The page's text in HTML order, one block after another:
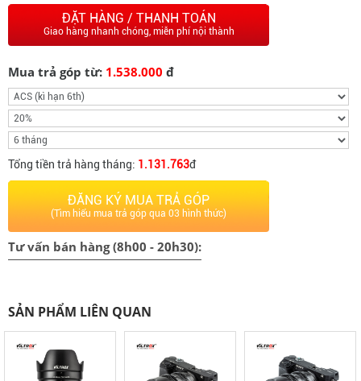
ĐẶT HÀNG / THANH TOÁN
Giao hàng nhanh chóng, miễn phí nội thành
Mua trả góp từ: 1.538.000 đ
Tổng tiền trả hàng tháng: 1.131.763đ
ĐĂNG KÝ MUA TRẢ GÓP
(Tìm hiểu mua trả góp qua 03 hình thức)
Tư vấn bán hàng (8h00 - 20h30):
SẢN PHẨM LIÊN QUAN